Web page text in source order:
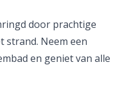
door prachtige
strand. Neem een
en geniet van alle